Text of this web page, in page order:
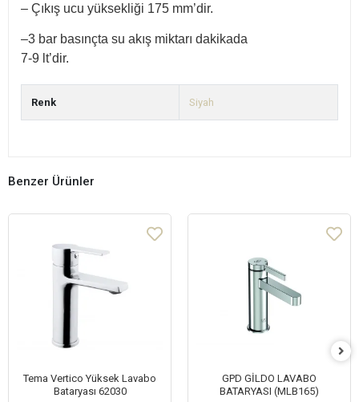
– Çıkış ucu yüksekliği 175 mm’dir.
–3 bar basınçta su akış miktarı dakikada
7-9 lt’dir.
Renk Siyah
Benzer Ürünler
Tema Vertico Yüksek Lavabo
Bataryası 62030
GPD GİLDO LAVABO
BATARYASI (MLB165)